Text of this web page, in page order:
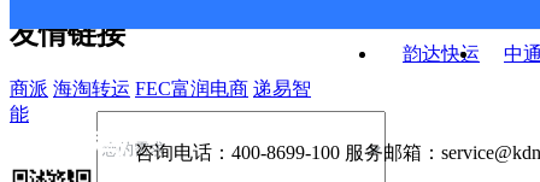
韵达快运
中
友情链接
商派 海淘转运 FEC富润电商 递易智
能
咨询电话： 400-8699-100 服务邮箱：